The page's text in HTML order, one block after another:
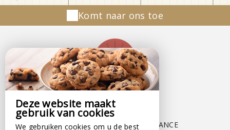
Deze website maakt
gebruik van cookies
We gebruiken cookies om u de best
Komt naar ons toe
Lieu-Dit Pelouaille,
Lieu-Dit Pelouaille,
17400 ST JEAN D ANGELY - FRANCE